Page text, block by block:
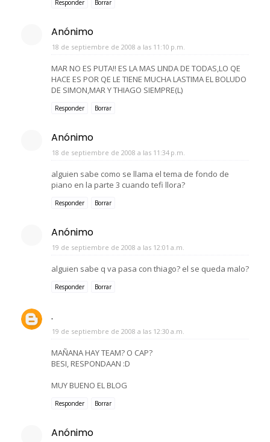
Responder Borrar
Anónimo
18 de septiembre de 2008 a las 11:10 p.m.
MAR NO ES PUTA!! ES LA MAS LINDA DE TODAS,LO QE
HACE ES POR QE LE TIENE MUCHA LASTIMA EL BOLUDO
DE SIMON,MAR Y THIAGO SIEMPRE(L)
Responder Borrar
Anónimo
18 de septiembre de 2008 a las 11:34 p.m.
alguien sabe como se llama el tema de fondo de
piano en la parte 3 cuando tefi llora?
Responder Borrar
Anónimo
19 de septiembre de 2008 a las 12:01 a.m.
alguien sabe q va pasa con thiago? el se queda malo?
Responder Borrar
.
19 de septiembre de 2008 a las 12:30 a.m.
MAÑANA HAY TEAM? O CAP?
BESI, RESPONDAAN :D
MUY BUENO EL BLOG
Responder Borrar
Anónimo